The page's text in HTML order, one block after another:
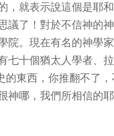
，就表示說這個是耶
議了！對於不信神的
院。現在有名的神學
七十個猶太人學者、
東西，你推翻不了
神哪，我們所相信的